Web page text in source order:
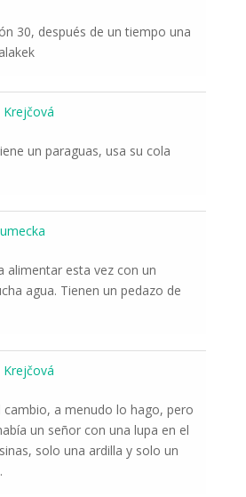
30, después de un tiempo una
Krejčová
un paraguas, usa su cola
alimentar esta vez con un
agua. Tienen un pedazo de
Krejčová
cambio, a menudo lo hago, pero
un señor con una lupa en el
solo una ardilla y solo un